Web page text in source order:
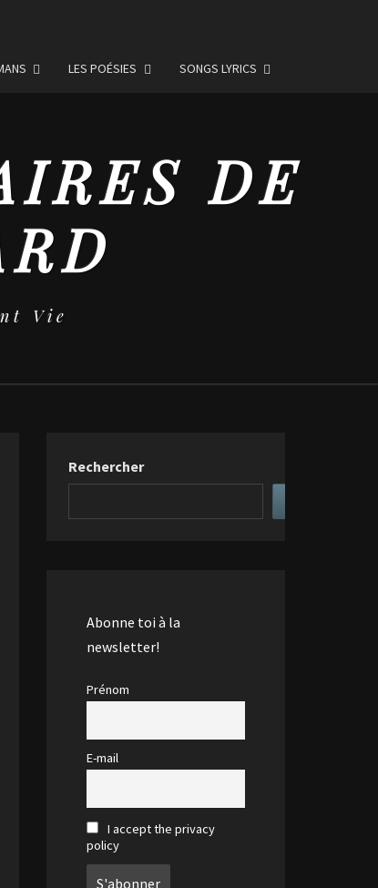
LES POÉSIES SONGS LYRICS
DE
Vie
Rechercher
Abonne toi à la
newsletter!
Prénom
E-mail
I accept the privacy
policy